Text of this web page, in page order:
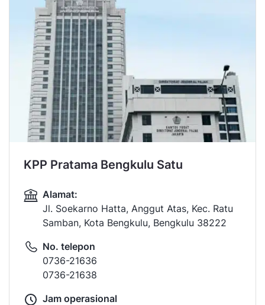
KPP Pratama Bengkulu Satu
Alamat:
Jl. Soekarno Hatta, Anggut Atas, Kec. Ratu
Samban, Kota Bengkulu, Bengkulu 38222
No. telepon
0736-21636
0736-21638
Jam operasional